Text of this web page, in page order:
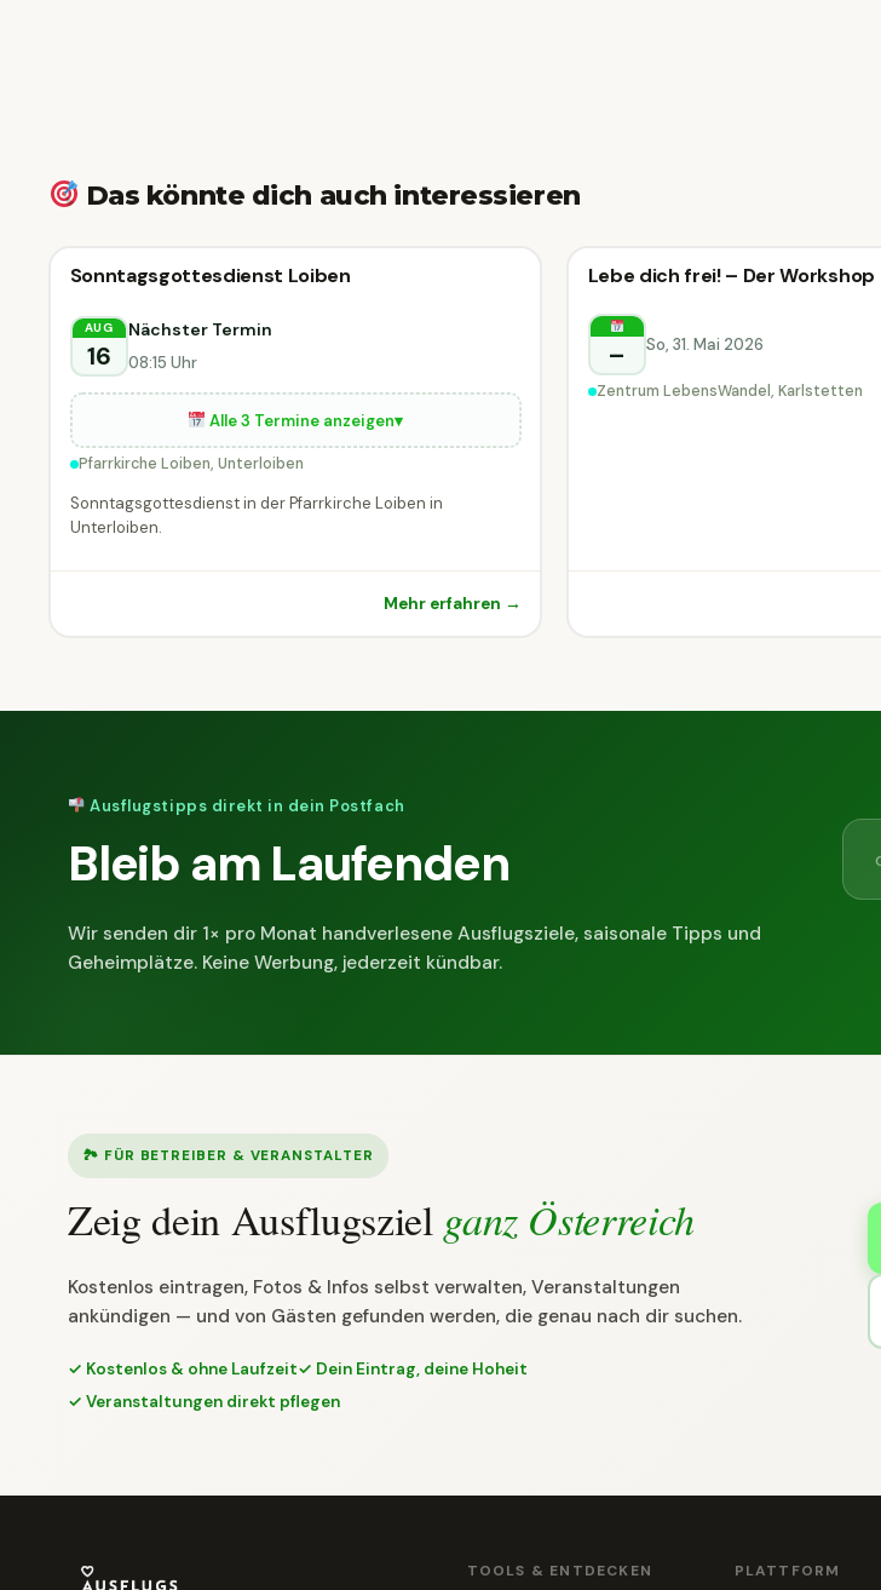
Das könnte dich auch interessieren
Sonstiges
Unterloiben
Sonstiges
Sonntagsgottesdienst Loiben
AUG
16
Nächster Termin
08:15 Uhr
Alle 3 Termine anzeigen▾
Pfarrkirche Loiben, Unterloiben
Sonntagsgottesdienst in der Pfarrkirche Loiben in
Unterloiben.
Mehr erfahren →
Sonstiges
Karlstetten
Sonstiges
Lebe dich frei! – Der Workshop
– So, 31. Mai 2026
Zentrum LebensWandel, Karlstetten
Ausflugstipps direkt in dein Postfach
Bleib am Laufenden
Wir senden dir 1× pro Monat handverlesene Ausflugsziele, saisonale Tipps und
Geheimplätze. Keine Werbung, jederzeit kündbar.
🏞 FÜR BETREIBER & VERANSTALTER
Zeig dein Ausflugsziel ganz Österreich
Kostenlos eintragen, Fotos & Infos selbst verwalten, Veranstaltungen
ankündigen — und von Gästen gefunden werden, die genau nach dir suchen.
✓ Kostenlos & ohne Laufzeit✓ Dein Eintrag, deine Hoheit
✓ Veranstaltungen direkt pflegen
TOOLS & ENTDECKEN PLATTFORM